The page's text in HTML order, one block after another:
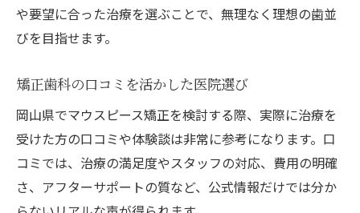
や要望に合った治療を選ぶことで、無理なく理想の歯並
びを目指せます。
矯正歯科の口コミを活かした医院選び
岡山県でマウスピース矯正を検討する際、実際に治療を
受けた方の口コミや体験談は非常に参考になります。口
コミでは、治療の満足度やスタッフの対応、費用の明確
さ、アフターサポートの質など、公式情報だけでは分か